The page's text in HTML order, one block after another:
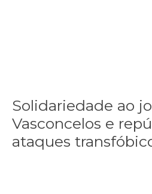
Solidariedade ao
Vasconcelos e
ataques